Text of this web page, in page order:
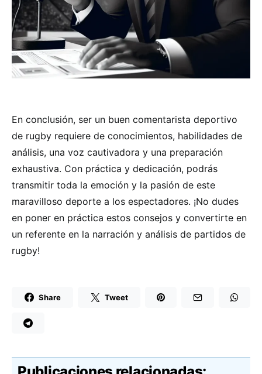
En conclusión, ser un buen comentarista deportivo
de rugby requiere de conocimientos, habilidades de
análisis, una voz cautivadora y una preparación
exhaustiva. Con práctica y dedicación, podrás
transmitir toda la emoción y la pasión de este
maravilloso deporte a los espectadores. ¡No dudes
en poner en práctica estos consejos y convertirte en
un referente en la narración y análisis de partidos de
rugby!
Share Tweet